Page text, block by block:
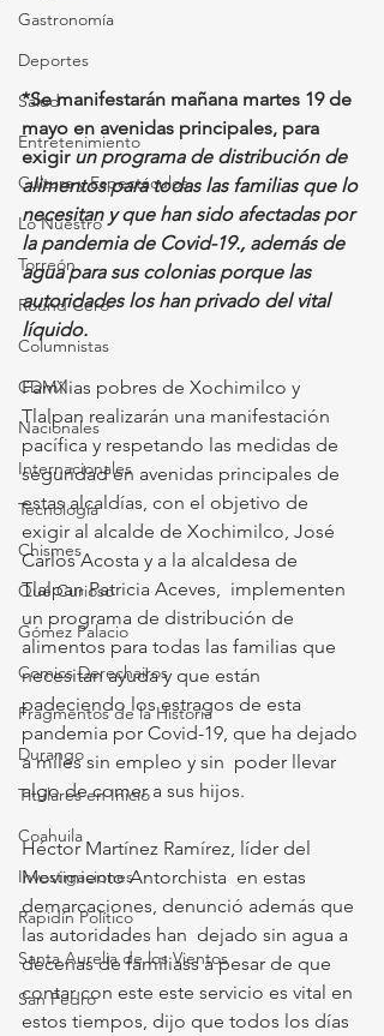
Gastronomía
Deportes
Salud
Entretenimiento
Cultura y Espectáculos
Lo Nuestro
Torreón
Round Cero
Columnistas
CDMX
Nacionales
Internacionales
Tecnología
Chismes
Qué Curioso
Gómez Palacio
Comics Derechairos
Fragmentos de la Historia
Durango
Titulares en Inicio
Coahuila
Investigaciones
Rapidín Político
Santa Aurelia de los Vientos
San Pedro
*Se manifestarán mañana martes 19 de
mayo en avenidas principales, para
exigir un programa de distribución de
alimentos para todas las familias que lo
necesitan y que han sido afectadas por
la pandemia de Covid-19., además de
agua para sus colonias porque las
autoridades los han privado del vital
líquido.
Familias pobres de Xochimilco y
Tlalpan realizarán una manifestación
pacífica y respetando las medidas de
seguridad en avenidas principales de
estas alcaldías, con el objetivo de
exigir al alcalde de Xochimilco, José
Carlos Acosta y a la alcaldesa de
Tlalpan Patricia Aceves,  implementen
un programa de distribución de
alimentos para todas las familias que
necesitan ayuda y que están
padeciendo los estragos de esta
pandemia por Covid-19, que ha dejado
a miles sin empleo y sin  poder llevar
algo de comer a sus hijos.
Héctor Martínez Ramírez, líder del
Movimiento Antorchista  en estas
demarcaciones, denunció además que
las autoridades han  dejado sin agua a
decenas de familiass a pesar de que
contar con este este servicio es vital en
estos tiempos, dijo que todos los días